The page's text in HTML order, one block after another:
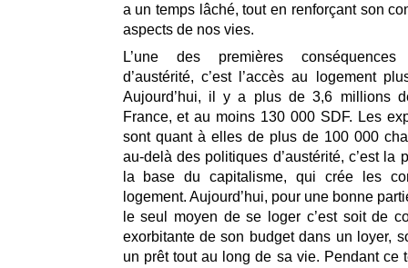
a un temps lâché, tout en renforçant son
aspects de nos vies.
L’une des premières
d’austérité, c’est l’accès au logement
Aujourd’hui, il y a plus de 3,6 millions
France, et au moins 130 000 SDF. Les
sont quant à elles de plus de 100 000
au-delà des politiques d’austérité, c’est la
la base du capitalisme, qui crée les
logement. Aujourd’hui, pour une bonne
le seul moyen de se loger c’est soit de
exorbitante de son budget dans un loyer,
un prêt tout au long de sa vie. Pendant ce